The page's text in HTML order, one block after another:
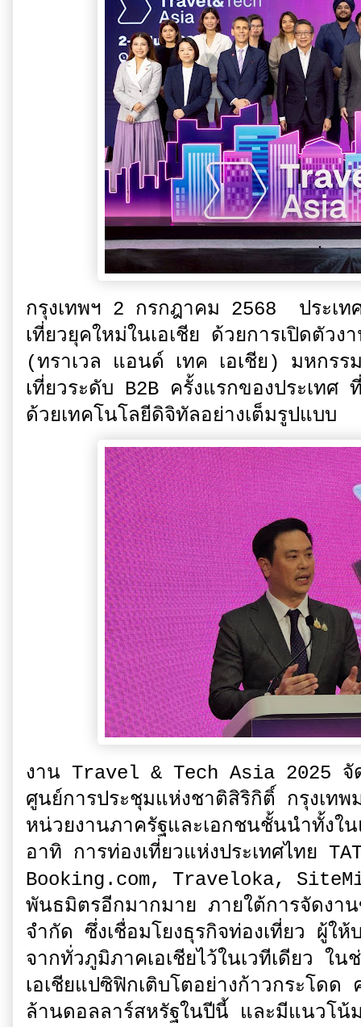
กรุงเทพฯ 2 กรกฎาคม 2568 ประเท
เที่ยวยุคใหม่ในเอเชีย ด้วยการเปิดตั
(ทราเวล แอนด์ เทค เอเชีย) มหกรร
เที่ยวระดับ B2B ครั้งแรกของประเทศ
ด้วยเทคโนโลยีดิจิทัลอย่างเต็มรูปแบบ
งาน Travel & Tech Asia 2025 จั
ศูนย์การประชุมแห่งชาติสิริกิติ์ กรุงเท
หน่วยงานภาครัฐและเอกชนชั้นนำทั้งใน
อาทิ การท่องเที่ยวแห่งประเทศไทย
Booking.com, Traveloka,
พันธมิตรอีกมากมาย ภายใต้การจัดงา
จำกัด ซึ่งเชื่อมโยงธุรกิจท่องเที่ยว ผู้ให้
จากทั่วภูมิภาคเอเชียไว้ในเวทีเดียว ใน
เอเชียแปซิฟิกเติบโตอย่างก้าวกระโด
ล้านดอลลาร์สหรัฐในปีนี้ และมีแนวโน้